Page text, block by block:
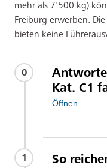
mehr als 7'500 kg)
Freiburg erwerben.
bieten keine
0
Kat. C1
Öffnen
1
So